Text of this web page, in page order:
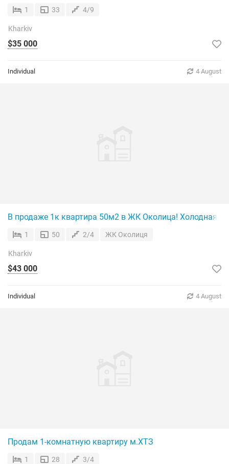
1 33 4/9
Kharkiv
$35 000
Individual 4 August
В продаже 1к квартира 50м2 в ЖК Околица! Холодная
1 50 2/4 ЖК Околиця
Kharkiv
$43 000
Individual 4 August
Продам 1-комнатную квартиру м.ХТЗ
1 28 3/4